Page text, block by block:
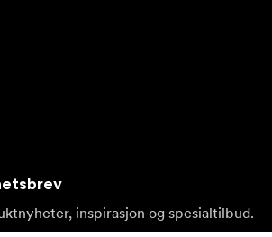
inspirasjon og spesialtilbud.